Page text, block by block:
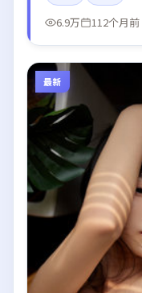
6.9万
112个月前
最新